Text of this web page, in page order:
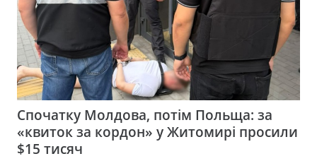
Спочатку Молдова, потім Польща: за
«квиток за кордон» у Житомирі просили
$15 тисяч